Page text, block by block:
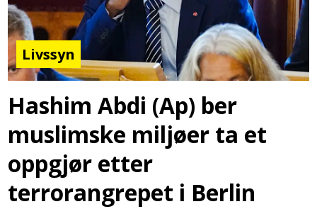
Livssyn
Hashim Abdi (Ap) ber
muslimske miljøer ta et
oppgjør etter
terrorangrepet i Berlin